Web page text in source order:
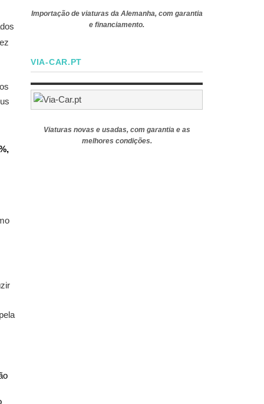
Importação de viaturas da Alemanha, com garantia
e financiamento.
VIA-CAR.PT
Viaturas novas e usadas, com garantia e as
melhores condições.